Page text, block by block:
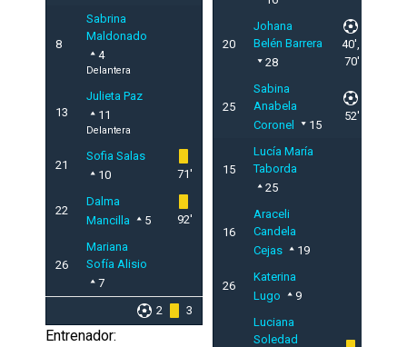
8
Sabrina
Maldonado
4
Delantera
13
Julieta Paz
11
Delantera
21
Sofia Salas
10
71'
22
Dalma
Mancilla
5 92'
26
Mariana
Sofía Alisio
7
2
3
Entrenador:
20
Johana
Belén Barrera
28
40',
70'
25
Sabina
Anabela
Coronel
15
52'
15
Lucía María
Taborda
25
16
Araceli
Candela
Cejas
19
26
Katerina
Lugo
9
Luciana
Soledad